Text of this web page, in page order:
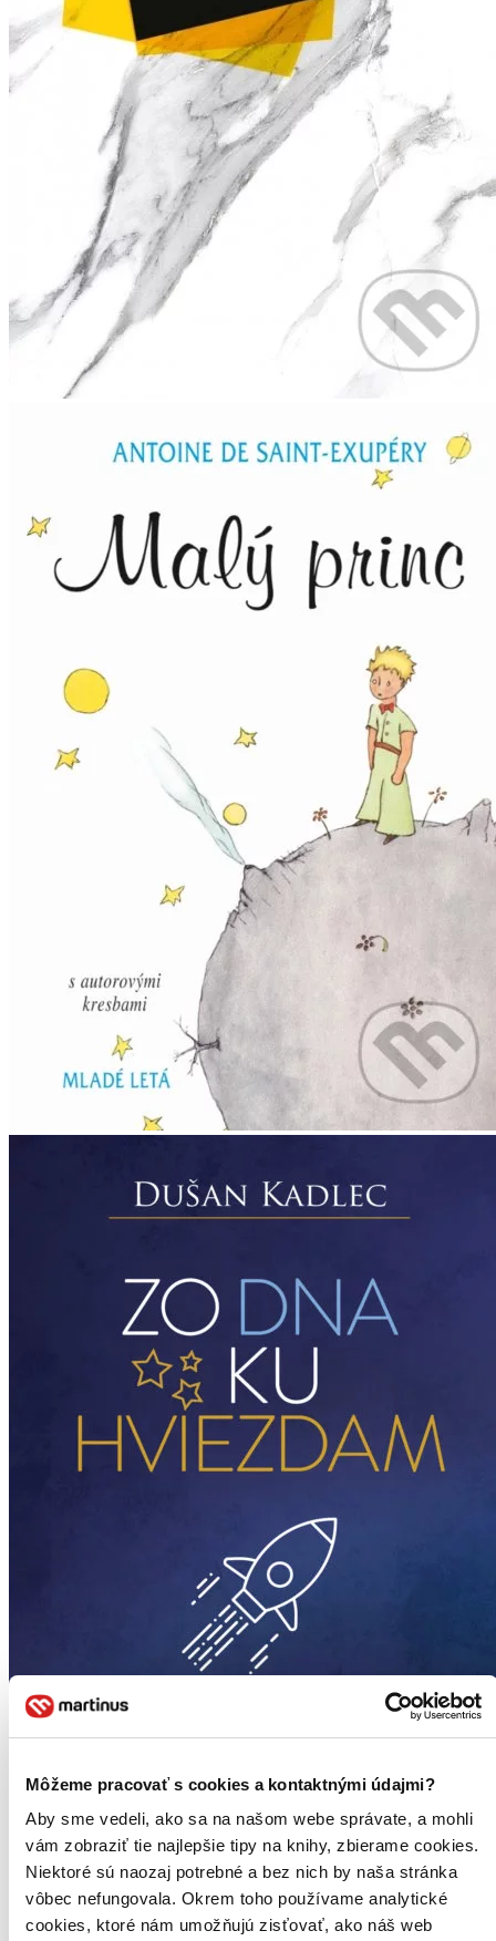
Môžeme pracovať s cookies a kontaktnými údajmi?
Aby sme vedeli, ako sa na našom webe správate, a mohli
vám zobraziť tie najlepšie tipy na knihy, zbierame cookies.
Niektoré sú naozaj potrebné a bez nich by naša stránka
vôbec nefungovala. Okrem toho používame analytické
cookies, ktoré nám umožňujú zisťovať, ako náš web